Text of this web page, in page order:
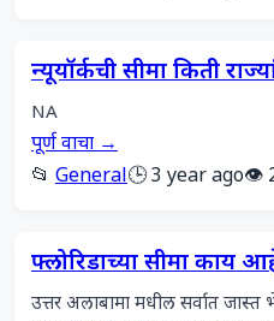
न्यूयॉर्कची सीमा किती
NA
पूर्ण वाचा →
📂 General🕒 3 year ago👁️
फ्लोरिडाच्या सीमा काय
उत्तर अलाबामा मधील सर्वात